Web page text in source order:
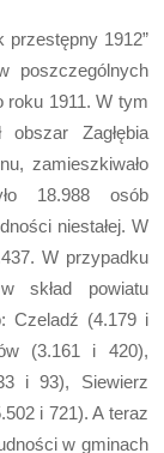
przestępny 1912”
poszczególnych
roku 1911. W tym
Zagłębia
zamieszkiwało
18.988 osób
niestałej. W
W przypadku
skład powiatu
Czeladź (4.179 i
(3.161 i 420),
i 93), Siewierz
i 721). A teraz
w gminach